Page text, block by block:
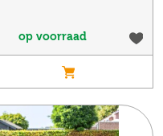
op voorraad